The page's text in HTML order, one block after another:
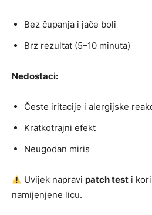
Bez čupanja i jače boli
Brz rezultat (5–10 minuta)
Nedostaci:
Česte iritacije i alergijske
Kratkotrajni efekt
Neugodan miris
Uvijek napravipatch test i
namijenjene licu.